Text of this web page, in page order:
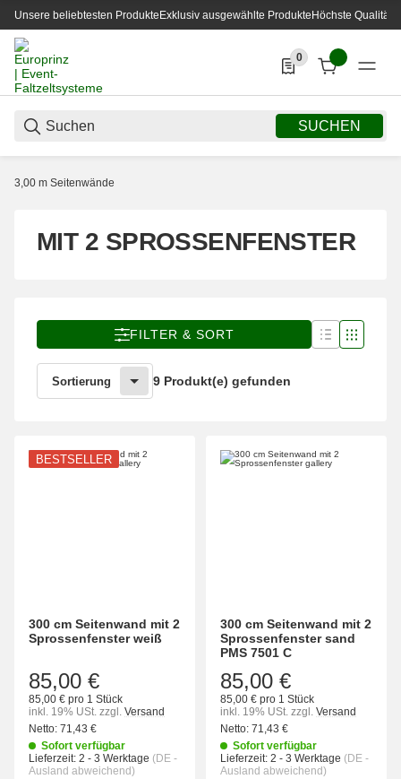
Unsere beliebtesten ProdukteExklusiv ausgewählte ProdukteHöchste Qualität
SUCHEN
0
0 Produkte in der
3,00 m Seitenwände
MIT 2 SPROSSENFENSTER
FILTER & SORT
Sortierung 9 Produkt(e) gefunden
BESTSELLER
300 cm Seitenwand mit 2
Sprossenfenster weiß
85,00 €
85,00 € pro 1 Stück
inkl. 19% USt. zzgl. Versand
Netto: 71,43 €
Sofort verfügbar
Lieferzeit: 2 - 3 Werktage (DE -
Ausland abweichend)
300 cm Seitenwand mit 2
Sprossenfenster sand
PMS 7501 C
85,00 €
85,00 € pro 1 Stück
inkl. 19% USt. zzgl. Versand
Netto: 71,43 €
Sofort verfügbar
Lieferzeit: 2 - 3 Werktage (DE -
Ausland abweichend)